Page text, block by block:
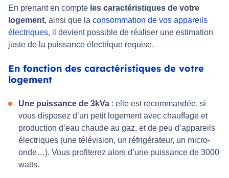
En prenant en compte les caractéristiques de votre
logement, ainsi que la consommation de vos appareils
électriques, il devient possible de réaliser une estimation
juste de la puissance électrique requise.
En fonction des caractéristiques de votre
logement
Une puissance de 3kVa : elle est recommandée, si
vous disposez d’un petit logement avec chauffage et
production d’eau chaude au gaz, et de peu d’appareils
électriques (une télévision, un réfrigérateur, un micro-
onde…). Vous profiterez alors d’une puissance de 3000
watts.